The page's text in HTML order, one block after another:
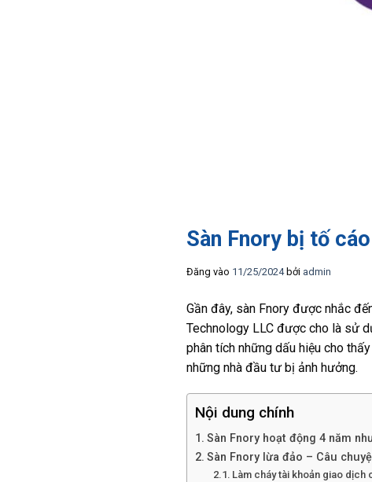
Sàn Fnory bị tố
Đăng vào 11/25/2024 bởi admin
Gần đây, sàn Fnory được nhắc
Technology LLC được cho là sử
phân tích những dấu hiệu cho
những nhà đầu tư bị ảnh hưởng.
Nội dung chính
Sàn Fnory hoạt động 4 năm
Sàn Fnory lừa đảo – Câu
Làm cháy tài khoản giao dịch